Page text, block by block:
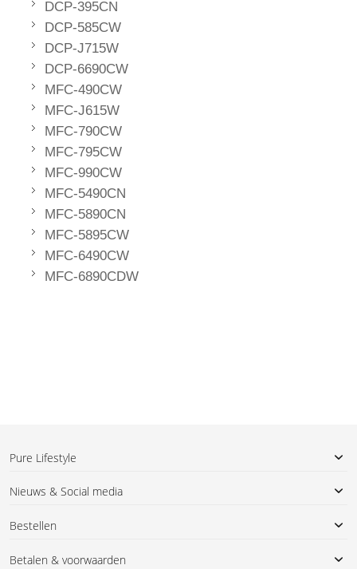
DCP-395CN
DCP-585CW
DCP-J715W
DCP-6690CW
MFC-490CW
MFC-J615W
MFC-790CW
MFC-795CW
MFC-990CW
MFC-5490CN
MFC-5890CN
MFC-5895CW
MFC-6490CW
MFC-6890CDW
Pure Lifestyle
Nieuws & Social media
Bestellen
Betalen & voorwaarden